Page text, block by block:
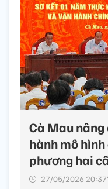
Cà Mau
hành mô
phương hai
27/05/2026 20:37’